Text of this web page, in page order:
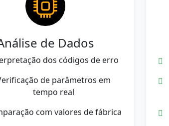
de Dados
dos códigos de erro
de parâmetros em
tempo real
com valores de fábrica